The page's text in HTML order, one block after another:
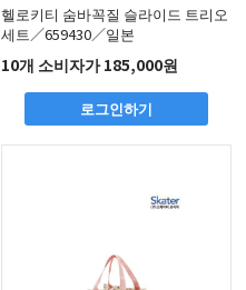
헬로키티 숨바꼭질 슬라이드 트리오
세트／659430／일본
10개 소비자가 185,000원
로그인하기